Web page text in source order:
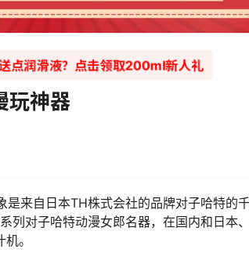
点润滑液？点击领取200ml新人礼
玩神器
来自日本TH株式会社的品牌对子哈特的
列对子哈特动漫女郎名器，在国内和日本
。